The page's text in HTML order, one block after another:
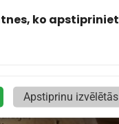
ko apstipriniet
Apstiprinu izvēlētās